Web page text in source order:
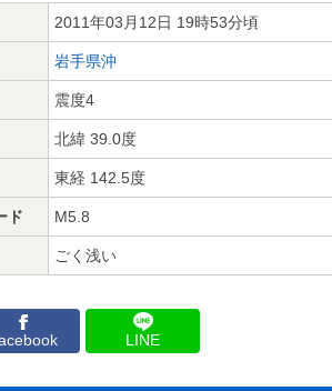
2011年03月12日 19時53分頃
岩手県沖
震度4
北緯 39.0度
東経 142.5度
ド M5.8
ごく浅い
LINE